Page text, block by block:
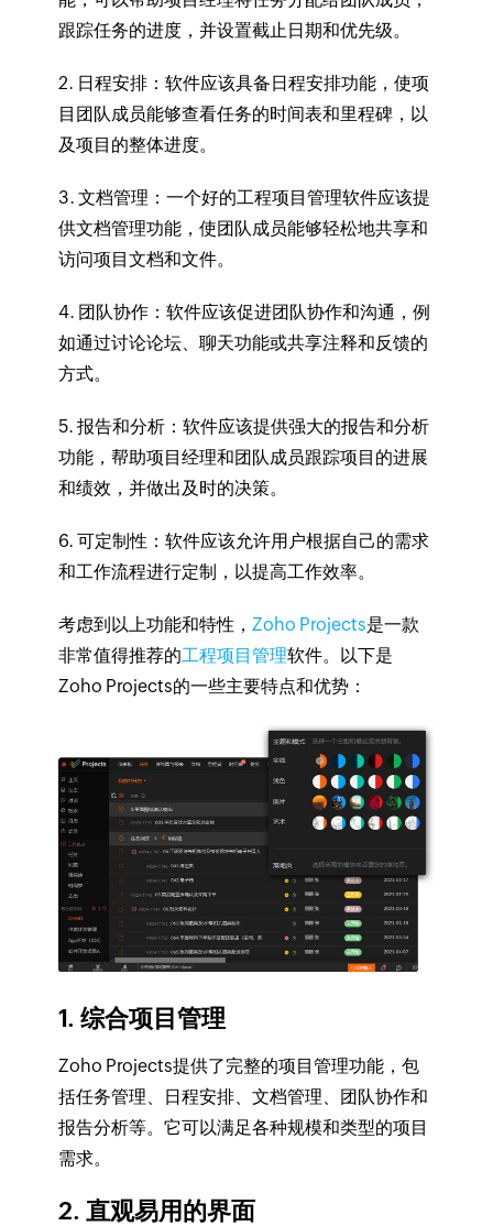
跟踪任务的进度，并设置截止日期和优先级。
2. 日程安排： 软件应该具备日程安排功能，使项
目团队成员能够查看任务的时间表和里程碑，以
及项目的整体进度。
3. 文档管理： 一个好的工程项目管理软件应该提
供文档管理功能，使团队成员能够轻松地共享和
访问项目文档和文件。
4. 团队协作： 软件应该促进团队协作和沟通，例
如通过讨论论坛、聊天功能或共享注释和反馈的
方式。
5. 报告和分析： 软件应该提供强大的报告和分析
功能，帮助项目经理和团队成员跟踪项目的进展
和绩效，并做出及时的决策。
6. 可定制性： 软件应该允许用户根据自己的需求
和工作流程进行定制，以提高工作效率。
考虑到以上功能和特性， Zoho Projects是一款
非常值得推荐的工程项目管理软件。以下是
Zoho Projects的一些主要特点和优势：
1. 综合项目管理
Zoho Projects提供了完整的项目管理功能，包
括任务管理、日程安排、文档管理、团队协作和
报告分析等。它可以满足各种规模和类型的项目
需求。
2. 直观易用的界面